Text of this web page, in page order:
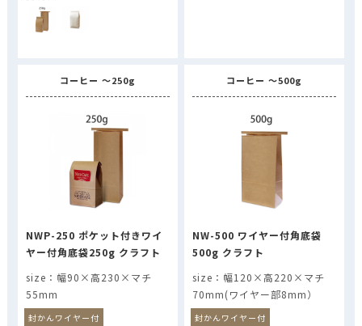
コーヒー ～250g
NWP-250 ポケット付きワイ
ヤー付角底袋250g クラフト
幅90×高230×マチ
55mm
封かんワイヤー付
コーヒー ～500g
NW-500 ワイヤー付角底袋
500g クラフト
幅120×高220×マチ
70mm(ワイヤー部8mm）
封かんワイヤー付